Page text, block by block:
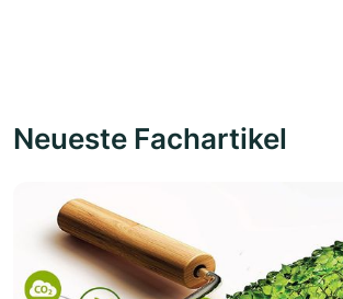
Neueste Fachartikel